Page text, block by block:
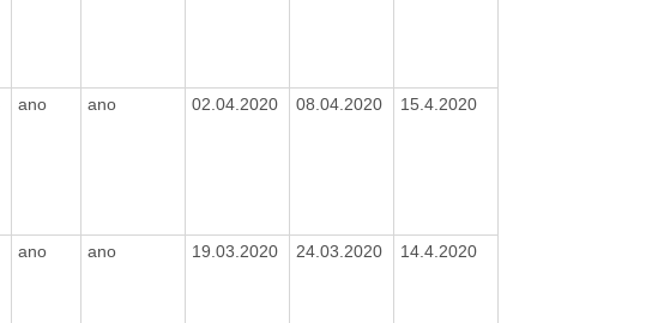
ano ano 02.04.2020 08.04.2020 15.4.2020
ano ano 19.03.2020 24.03.2020 14.4.2020